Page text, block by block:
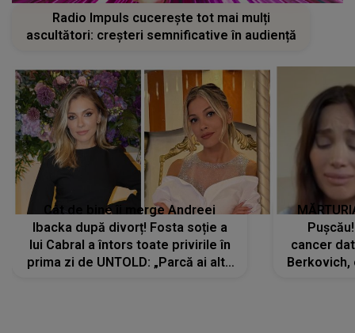
Radio Impuls cucerește tot mai mulți
ascultători: creșteri semnificative în audiență
Cât de bine îi merge Andreei
Ibacka după divorț! Fosta soție a
lui Cabral a întors toate privirile în
prima zi de UNTOLD: „Parcă ai altă
cancer
Berkovich,